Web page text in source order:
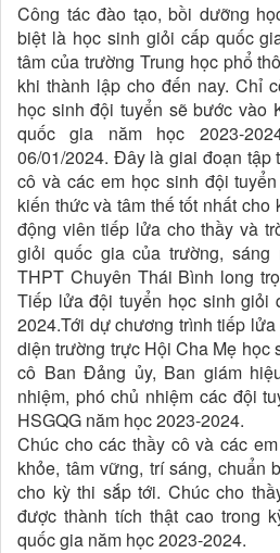
Công tác đào tạo, bồi dưỡng
biệt là học sinh giỏi cấp quốc
tâm của trường Trung học phổ
khi thành lập cho đến nay. Chỉ
học sinh đội tuyển sẽ bước vào
quốc gia năm học 2023-
06/01/2024. Đây là giai đoạn tập
cô và các em học sinh đội
kiến thức và tâm thế tốt nhất
động viên tiếp lửa cho thầy và
giỏi quốc gia của trường, sáng
THPT Chuyên Thái Bình long
Tiếp lửa đội tuyển học sinh giỏi
2024.Tới dự chương trình tiếp
diện trường trực Hội Cha Mẹ học
cô Ban Đảng ủy, Ban giám
nhiệm, phó chủ nhiệm các đội
HSGQG năm học 2023-2024.
Chúc cho các thầy cô và các
khỏe, tâm vững, trí sáng, chuẩn
cho kỳ thi sắp tới. Chúc cho
được thành tích thật cao trong
quốc gia năm học 2023-2024.